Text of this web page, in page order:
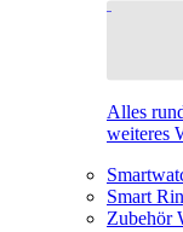
Alles
weiteres
Smart
Zubehör